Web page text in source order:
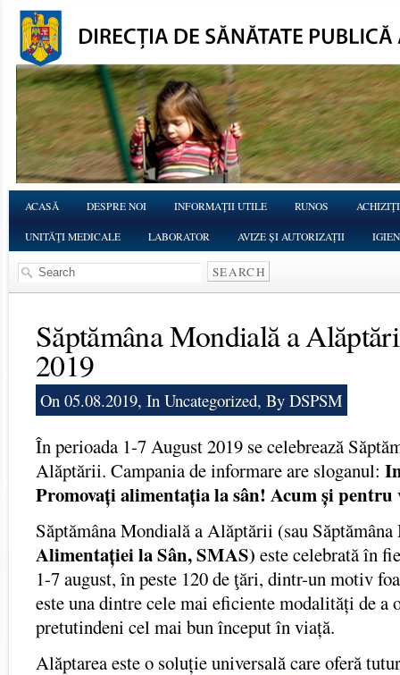
ACASĂ DESPRE NOI INFORMAŢII UTILE RUNOS
UNITĂŢI MEDICALE LABORATOR AVIZE ȘI AUTORIZAȚII
Săptămâna Mondială a
2019
On 05.08.2019, In Uncategorized, By DSPSM
În perioada 1-7 August 2019 se celebrează
Alăptării. Campania de informare are sloganul:
Promovați alimentația la sân! Acum și
Săptămâna Mondială a Alăptării (sau
Alimentației la Sân,SMAS) este celebrată în
1-7 august, în peste 120 de ţări, dintr-un motiv
este una dintre cele mai eficiente modalități de a
pretutindeni cel mai bun început în viață.
Alăptarea este o soluție universală care oferă